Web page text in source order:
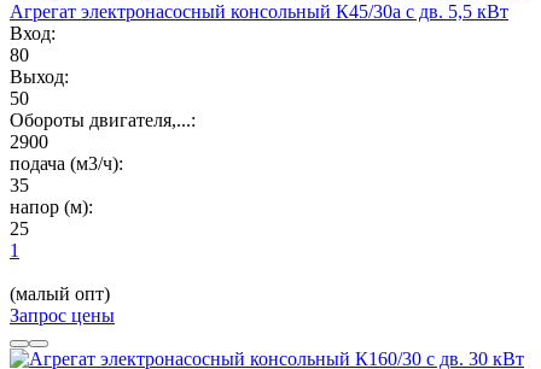
Агрегат электронасосный консольный К45/30а с дв. 5,5 кВт
Вход:
80
Выход:
50
Обороты двигателя,...:
2900
подача (м3/ч):
35
напор (м):
25
1
(малый опт)
Запрос цены